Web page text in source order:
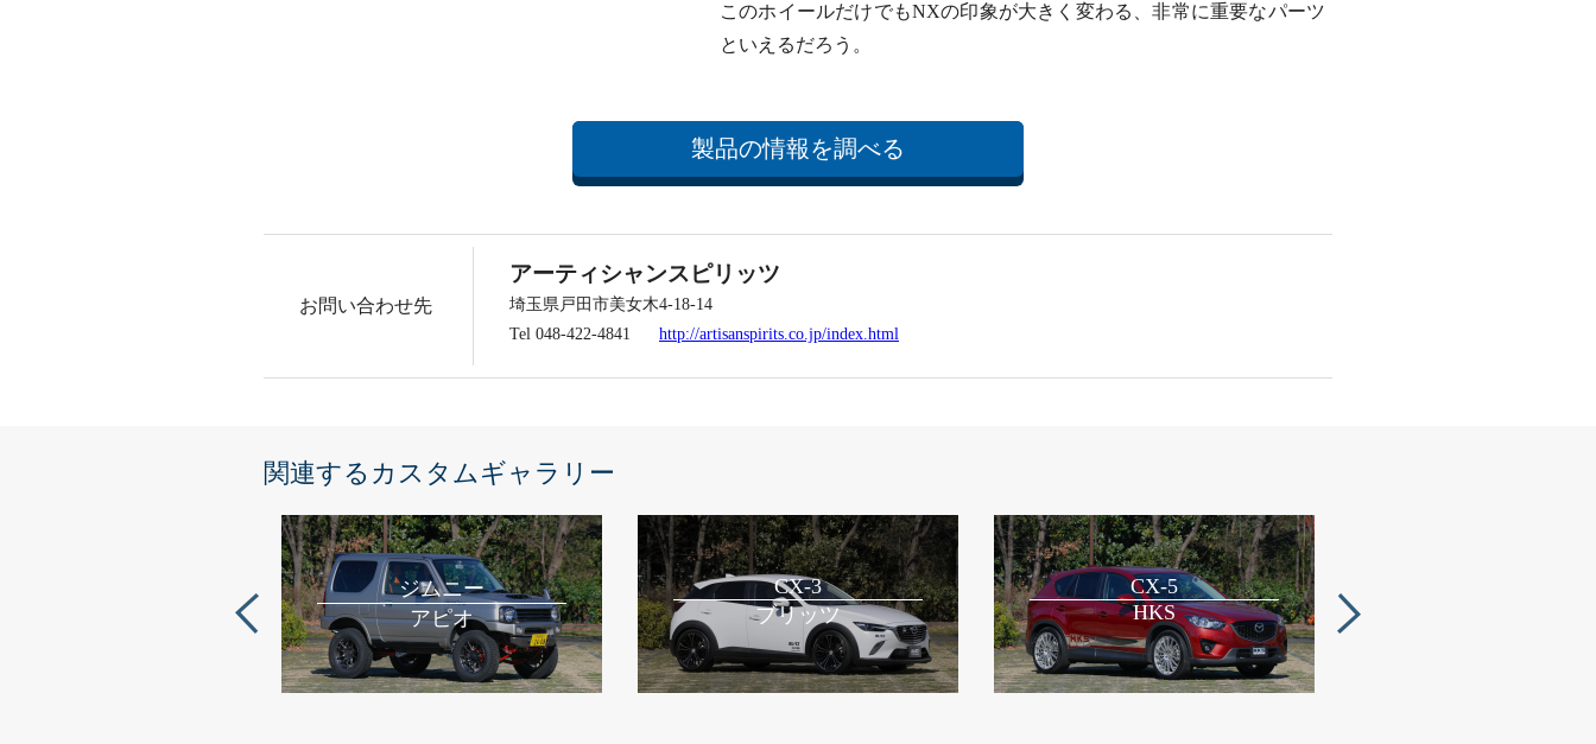
このホイールだけでもNXの印象が大きく変わる、非常に重要なパーツ
といえるだろう。
製品の情報を調べる
お問い合わせ先
アーティシャンスピリッツ
埼玉県戸田市美女木4-18-14
Tel 048-422-4841
http://artisanspirits.co.jp/index.html
関連するカスタムギャラリー
ジムニー
アピオ
CX-3
ブリッツ
CX-5
HKS